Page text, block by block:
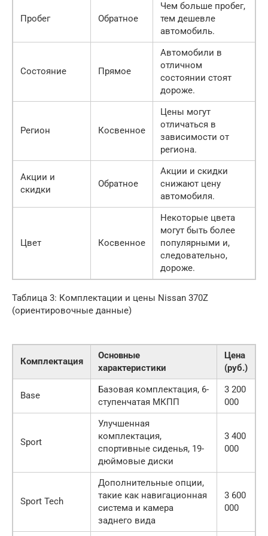
Пробег Обратное
Чем больше пробег,
тем дешевле
автомобиль.
Состояние Прямое
Автомобили в
отличном
состоянии стоят
дороже.
Регион Косвенное
Цены могут
отличаться в
зависимости от
региона.
Акции и
скидки
Обратное
Акции и скидки
снижают цену
автомобиля.
Цвет Косвенное
Некоторые цвета
могут быть более
популярными и,
следовательно,
дороже.
Таблица 3: Комплектации и цены Nissan 370Z
(ориентировочные данные)
Комплектация
Основные
характеристики
Цена
(руб.)
Base
Базовая комплектация, 6-
ступенчатая МКПП
3 200
000
Sport
Улучшенная
комплектация,
спортивные сиденья, 19-
дюймовые диски
3 400
000
Sport Tech
Дополнительные опции,
такие как навигационная
система и камера
заднего вида
3 600
000